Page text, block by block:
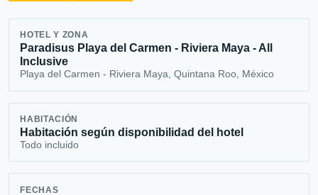
HOTEL Y ZONA
Paradisus Playa del Carmen - Riviera Maya - All
Inclusive
Playa del Carmen - Riviera Maya, Quintana Roo, México
HABITACIÓN
Habitación según disponibilidad del hotel
Todo incluido
FECHAS